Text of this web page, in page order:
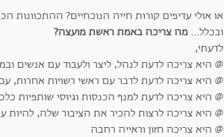
או אולי עדיפים קורות חייה הנוכחיים?
ובכלל... מה צריכה באמת ראשת מועצה?
לדעתי,
@ היא צריכה לדעת לנהל, ליצר ולעבוד עם אנשים
@ היא צריכה לדעת לדבר עם ראשי רשויות אחרות,
@ היא צריכה לדעת למנף הכנסות וגיוסי שותפיות
@ היא צריכה לרצות להכיר את הציבור שלה, להיות
@ היא צריכה חזון וראייה רחבה